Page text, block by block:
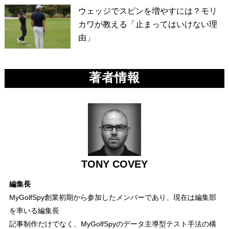
ウェッジでスピンを増やすには？モリ
カワが教える「止まってはいけない理
由」
著者情報
TONY COVEY
編集長
MyGolfSpy創業初期から参加したメンバーであり、現在は編集部
を率いる編集長
記事制作だけでなく、MyGolfSpyのデータ主導型テスト手法の構